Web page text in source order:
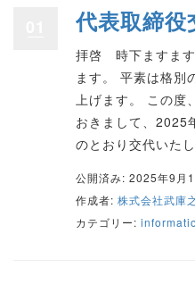
代表取締
拝啓 時下ますま
ます。 平素は格別
上げます。 この度
おきまして、2025
のとおり交代いた
公開済み: 2025年9月1
作成者: 株式会社武庫
カテゴリー: